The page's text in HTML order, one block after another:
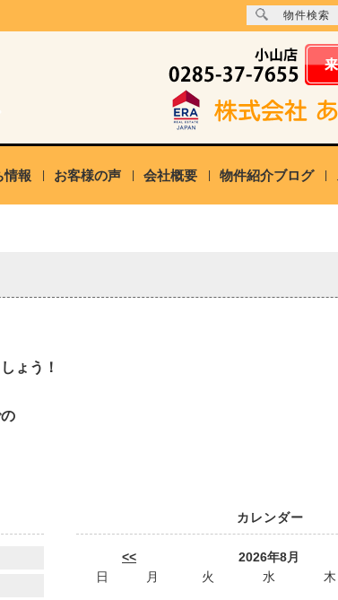
物件検索
情報 お客様の声 会社概要 物件紹介ブログ
ょう！
カレンダー
<<
2026年8月
日
月 火 水 木